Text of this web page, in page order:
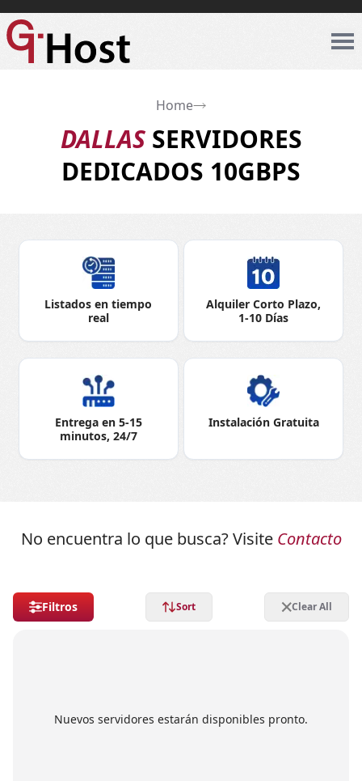
Home
DALLASSERVIDORES
DEDICADOS 10GBPS
Listados en tiempo
real
Alquiler Corto Plazo,
1-10 Días
Entrega en 5-15
minutos, 24/7
Instalación Gratuita
No encuentra lo que busca? Visite Contacto
Filtros Sort Clear All
Nuevos servidores estarán disponibles pronto.